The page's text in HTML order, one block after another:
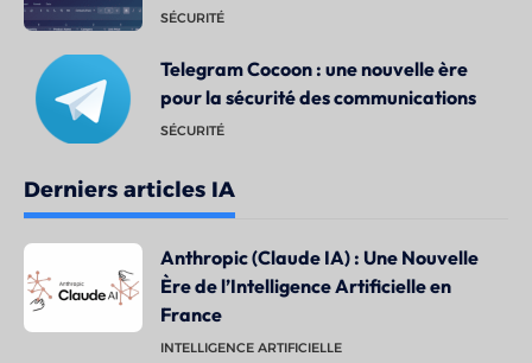
SÉCURITÉ
Telegram Cocoon : une nouvelle ère
pour la sécurité des communications
SÉCURITÉ
Derniers articles IA
Anthropic (Claude IA) : Une Nouvelle
Ère de l’Intelligence Artificielle en
France
INTELLIGENCE ARTIFICIELLE